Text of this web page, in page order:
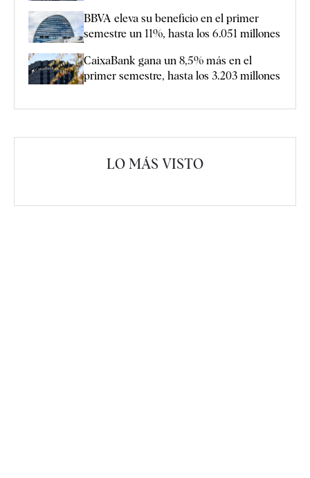
BBVA eleva su beneficio en el primer
semestre un 11%, hasta los 6.051 millones
CaixaBank gana un 8,5% más en el
primer semestre, hasta los 3.203 millones
LO MÁS VISTO